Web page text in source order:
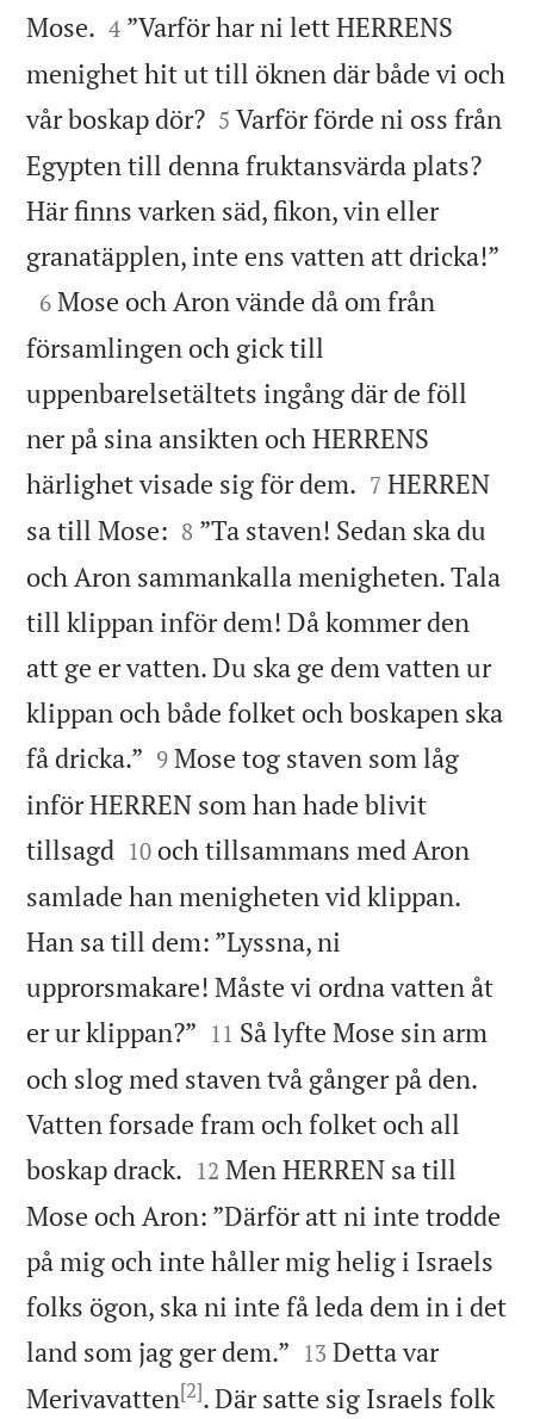
Mose. 

4 ”Varför har ni lett HERRENS
menighet hit ut till öknen där både vi och
vår boskap dör?
5 Varför förde ni oss från
Egypten till denna fruktansvärda plats?
Här finns varken säd, fikon, vin eller
granatäpplen, inte ens vatten att dricka!”

6 Mose och Aron vände då om från
församlingen och gick till
uppenbarelsetältets ingång där de föll
ner på sina ansikten och HERRENS
härlighet visade sig för dem. 

7 HERREN
sa till Mose: 

8 ”Ta staven! Sedan ska du
och Aron sammankalla menigheten. Tala
till klippan inför dem! Då kommer den
att ge er vatten. Du ska ge dem vatten ur
klippan och både folket och boskapen ska
få dricka.” 

9 Mose tog staven som låg
inför HERREN som han hade blivit
tillsagd 

10 och tillsammans med Aron
samlade han menigheten vid klippan.
Han sa till dem: ”Lyssna, ni
upprorsmakare! Måste vi ordna vatten åt
er ur klippan?” 

11 Så lyfte Mose sin arm
och slog med staven två gånger på den.
Vatten forsade fram och folket och all
boskap drack. 

12 Men HERREN sa till
Mose och Aron: ”Därför att ni inte trodde
på mig och inte håller mig helig i Israels
folks ögon, ska ni inte få leda dem in i det
land som jag ger dem.” 

13 Detta var
Merivavatten[2]. Där satte sig Israels folk